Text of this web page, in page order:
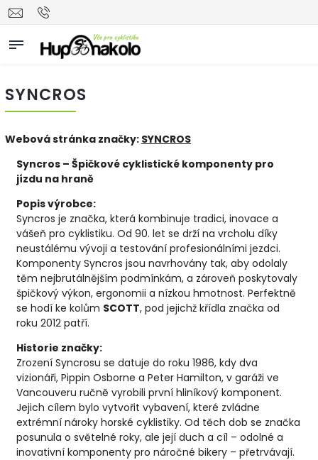
SYNCROS
Webová stránka značky: SYNCROS
Syncros – Špičkové cyklistické komponenty pro
jízdu na hraně
Popis výrobce:
Syncros je značka, která kombinuje tradici, inovace a
vášeň pro cyklistiku. Od 90. let se drží na vrcholu díky
neustálému vývoji a testování profesionálními jezdci.
Komponenty Syncros jsou navrhovány tak, aby odolaly
těm nejbrutálnějším podmínkám, a zároveň poskytovaly
špičkový výkon, ergonomii a nízkou hmotnost. Perfektně
se hodí ke kolům SCOTT, pod jejichž křídla značka od
roku 2012 patří.
Historie značky:
Zrození Syncrosu se datuje do roku 1986, kdy dva
vizionáři, Pippin Osborne a Peter Hamilton, v garáži ve
Vancouveru ručně vyrobili první hliníkový komponent.
Jejich cílem bylo vytvořit vybavení, které zvládne
extrémní nároky horské cyklistiky. Od těch dob se značka
posunula o světelné roky, ale její duch a cíl – odolné a
inovativní komponenty pro náročné bikery – přetrvávají.